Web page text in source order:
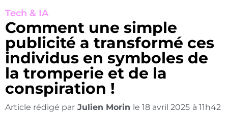
Tech & IA
Comment une simple
publicité a transformé ces
individus en symboles de
la tromperie et de la
conspiration !
Article rédigé par Julien Morin le 18 avril 2025 à 11h42